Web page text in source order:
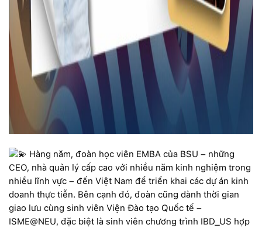
Hàng năm, đoàn học viên EMBA của BSU – những
CEO, nhà quản lý cấp cao với nhiều năm kinh nghiệm trong
nhiều lĩnh vực – đến Việt Nam để triển khai các dự án kinh
doanh thực tiễn. Bên cạnh đó, đoàn cũng dành thời gian
giao lưu cùng sinh viên Viện Đào tạo Quốc tế –
ISME@NEU, đặc biệt là sinh viên chương trình IBD_US hợp